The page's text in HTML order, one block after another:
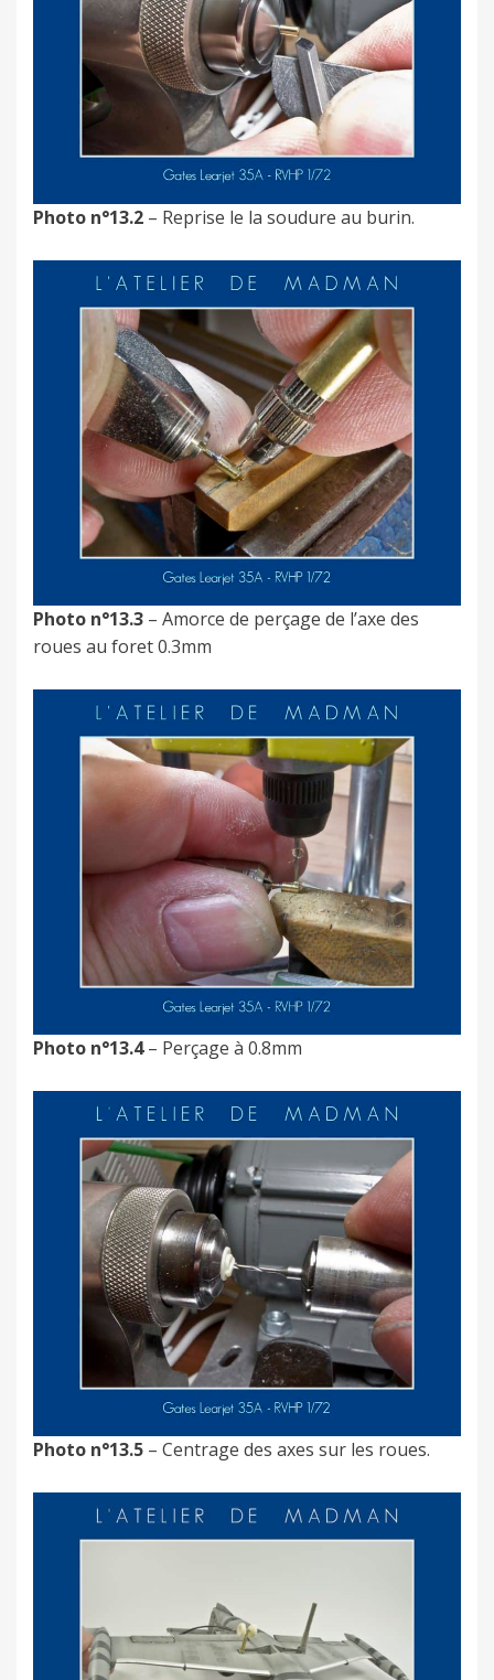
Photo n°13.2 – Reprise le la soudure au burin.
Photo n°13.3 – Amorce de perçage de l’axe des
roues au foret 0.3mm
Photo n°13.4– Perçage à 0.8mm
Photo n°13.5 – Centrage des axes sur les roues.